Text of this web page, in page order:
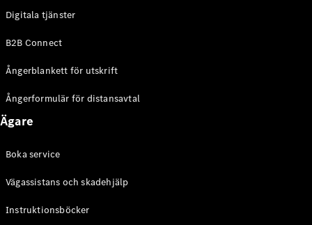
CLE Coupé
AMG GT
Dörrars
Mercedes-
AMG GT
Digitala tjänster
B2B Connect
Ångerblankett för utskrift
Ångerformulär för distansavtal
Ägare
Boka service
Vägassistans och skadehjälp
Instruktionsböcker